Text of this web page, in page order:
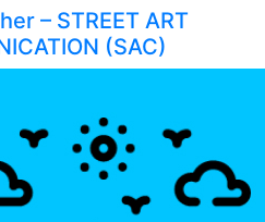
– STREET ART
(SAC)